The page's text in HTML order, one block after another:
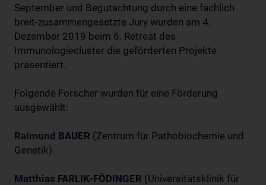
September und Begutachtung durch eine fachlich
breit-zusammengesetzte Jury wurden am 4.
Dezember 2019 beim 6. Retreat des
Immunologiecluster die geförderten Projekte
präsentiert.
Folgende Forscher wurden für eine Förderung
ausgewählt:
Raimund BAUER (Zentrum für Pathobiochemie und
Genetik)
Matthias FARLIK-FÖDINGER (Universitätsklinik für